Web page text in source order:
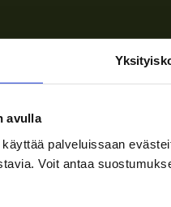
avulla
palveluissaan
Voit antaa